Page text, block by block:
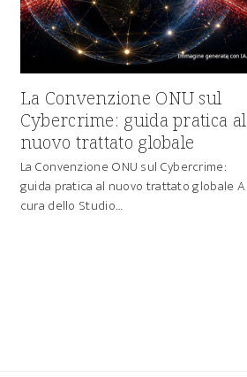
La Convenzione ONU sul
Cybercrime: guida pratica al
nuovo trattato globale
La Convenzione ONU sul Cybercrime:
guida pratica al nuovo trattato globale A
cura dello Studio…